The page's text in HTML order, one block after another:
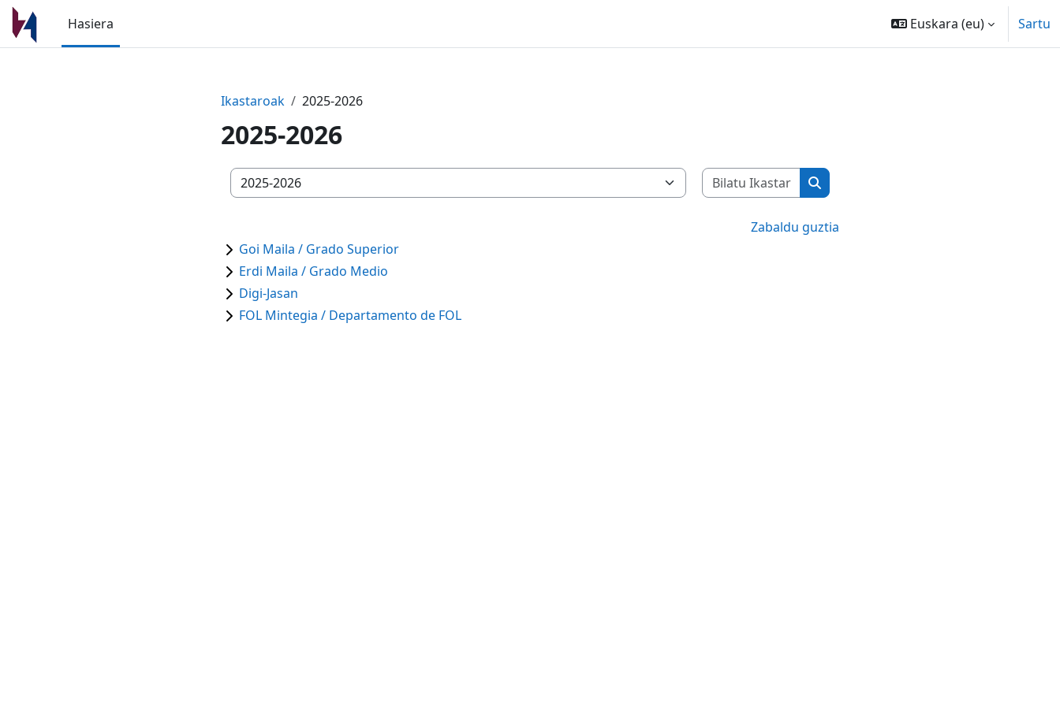
Joan eduki nagusira zuzenean
Hasiera
Euskara ‎(eu)‎ Sartu
Ikastaroak 2025-2026
2025-2026
Ikastaro-kategoriak
Bilatu Ikastaroak
Bilatu Ikastaroak
Zabaldu guztia
Goi Maila / Grado Superior
Erdi Maila / Grado Medio
Digi-Jasan
FOL Mintegia / Departamento de FOL